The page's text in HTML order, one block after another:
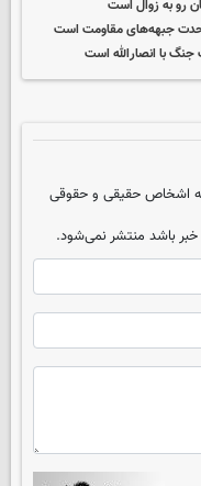
رو به زوال است
وحدت جبهه‌های مقاومت است
جنگ با انصارالله است
اشخاص حقیقی و حقوقی
خبر باشد منتشر نمی‌شود.